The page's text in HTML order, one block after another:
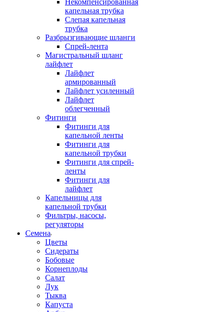
Некомпенсированная
капельная трубка
Слепая капельная
трубка
Разбрызгивающие шланги
Спрей-лента
Магистральный шланг
лайфлет
Лайфлет
армированный
Лайфлет усиленный
Лайфлет
облегченный
Фитинги
Фитинги для
капельной ленты
Фитинги для
капельной трубки
Фитинги для спрей-
ленты
Фитинги для
лайфлет
Капельницы для
капельной трубки
Фильтры, насосы,
регуляторы
Семена
Цветы
Сидераты
Бобовые
Корнеплоды
Салат
Лук
Тыква
Капуста